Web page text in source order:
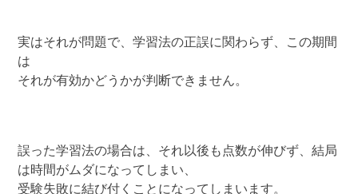
実はそれが問題で、学習法の正誤に関わらず、この期間
は
それが有効かどうかが判断できません。
誤った学習法の場合は、それ以後も点数が伸びず、結局
は時間がムダになってしまい、
受験失敗に結び付くことになってしまいます。